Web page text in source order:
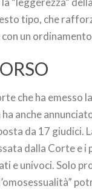
tipo, che
un
che ha emesso
anche
da 17 giudici.
dalla Corte e
e univoci. Solo